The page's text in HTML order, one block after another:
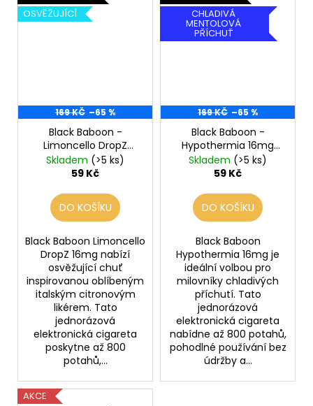
OSVĚŽUJÍCÍ
169 KČ –65 %
Black Baboon -
Limoncello DropZ
16mg 800
Skladem (>5 ks)
59 Kč
DO KOŠÍKU
Black Baboon Limoncello
DropZ 16mg nabízí
osvěžující chuť
inspirovanou oblíbeným
italským citronovým
likérem. Tato
jednorázová
elektronická cigareta
poskytne až 800
potahů,...
CHLADIVÁ
MENTOLOVÁ
PŘÍCHUŤ
169 KČ –65 %
Black Baboon -
Hypothermia 16mg
800
Skladem (>5 ks)
59 Kč
DO KOŠÍKU
Black Baboon
Hypothermia 16mg je
ideální volbou pro
milovníky chladivých
příchutí. Tato
jednorázová
elektronická cigareta
nabídne až 800 potahů,
pohodlné používání bez
údržby a...
AKCE